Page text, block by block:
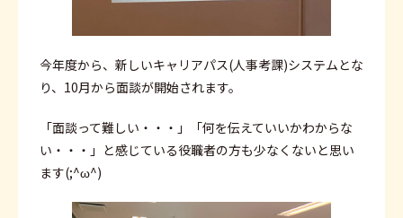
今年度から、新しいキャリアパス(人事考課)システムとな
り、10月から面談が開始されます。
「面談って難しい・・・」「何を伝えていいかわからな
い・・・」と感じている役職者の方も少なくないと思い
ます(;^ω^)